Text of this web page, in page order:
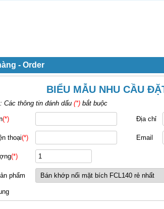
- Order
BIỂU MẪU NHU CẦU
Các thông tin đánh dấu (*) bắt buộc
(*) Địa chỉ
thoại(*) Email
(*)
phẩm